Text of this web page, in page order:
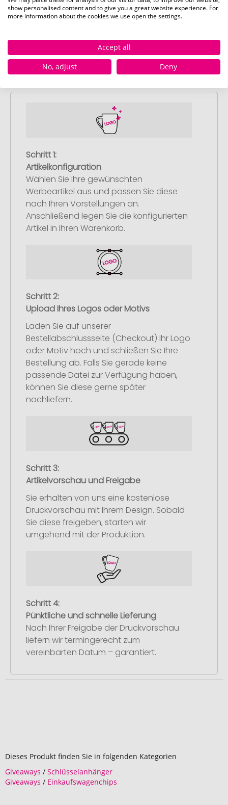
So einfach bestellen Sie Ihre Werbeartikel bei
Pinkcube
Schritt 1:
Artikelkonfiguration
Wählen Sie Ihre gewünschten
Werbeartikel aus und passen Sie diese
nach Ihren Vorstellungen an.
Anschließend legen Sie die konfigurierten
Artikel in Ihren Warenkorb.
Schritt 2:
Upload Ihres Logos oder Motivs
Laden Sie auf unserer
Bestellabschlussseite (Checkout) Ihr Logo
oder Motiv hoch und schließen Sie Ihre
Bestellung ab. Falls Sie gerade keine
passende Datei zur Verfügung haben,
können Sie diese gerne später
nachliefern.
Schritt 3:
Artikelvorschau und Freigabe
Sie erhalten von uns eine kostenlose
Druckvorschau mit Ihrem Design. Sobald
Sie diese freigeben, starten wir
umgehend mit der Produktion.
Schritt 4:
Pünktliche und schnelle Lieferung
Nach Ihrer Freigabe der Druckvorschau
liefern wir termingerecht zum
vereinbarten Datum – garantiert.
Dieses Produkt finden Sie in folgenden Kategorien
Giveaways / Schlüsselanhänger
Giveaways / Einkaufswagenchips
show personalised content and to give you a great website experience. For
more information about the cookies we use open the settings.
Accept all
No, adjust
Deny